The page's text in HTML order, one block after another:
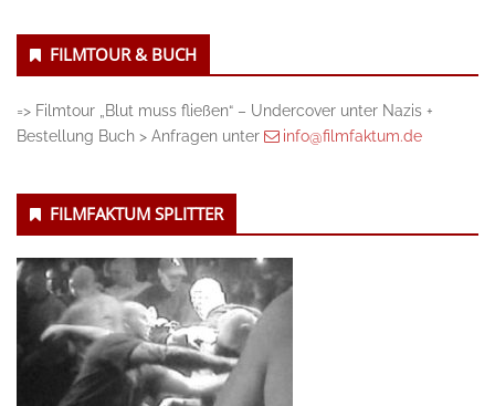
FILMTOUR & BUCH
=> Filmtour „Blut muss fließen“ – Undercover unter Nazis +
Bestellung Buch > Anfragen unter
info@filmfaktum.de
FILMFAKTUM SPLITTER